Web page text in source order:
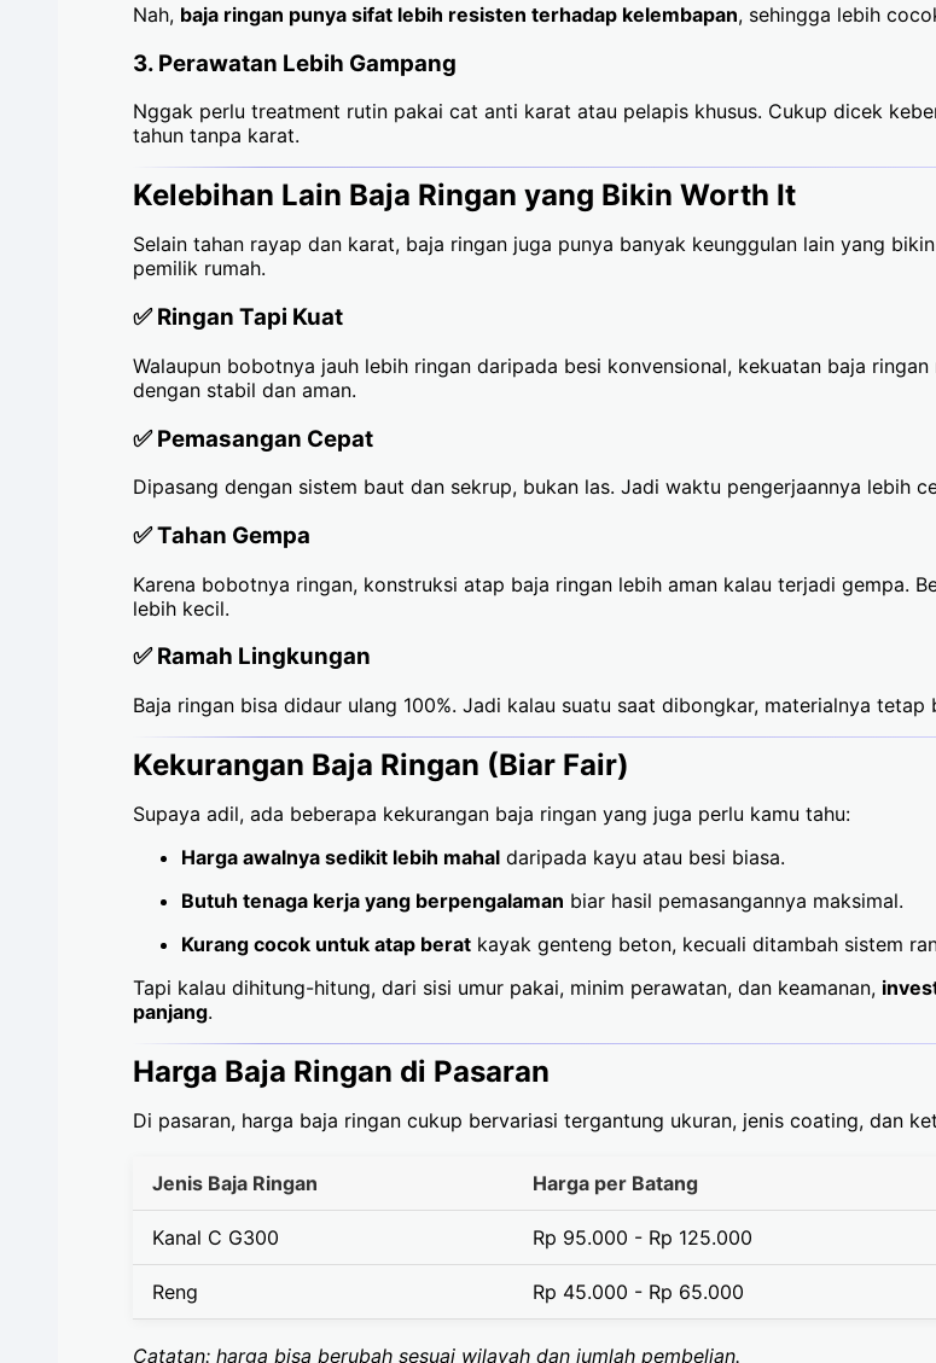
Nah, baja ringan punya sifat lebih resisten terhadap kelembapan, sehingga lebih
3. Perawatan Lebih Gampang
Nggak perlu treatment rutin pakai cat anti karat atau pelapis khusus. Cukup dicek
tahun tanpa karat.
Kelebihan Lain Baja Ringan yang Bikin Worth It
Selain tahan rayap dan karat, baja ringan juga punya banyak keunggulan lain yang
pemilik rumah.
✅Ringan Tapi Kuat
Walaupun bobotnya jauh lebih ringan daripada besi konvensional, kekuatan baja
dengan stabil dan aman.
✅Pemasangan Cepat
Dipasang dengan sistem baut dan sekrup, bukan las. Jadi waktu pengerjaannya lebih
✅Tahan Gempa
Karena bobotnya ringan, konstruksi atap baja ringan lebih aman kalau terjadi gempa.
lebih kecil.
✅Ramah Lingkungan
Baja ringan bisa didaur ulang 100%. Jadi kalau suatu saat dibongkar, materialnya
Kekurangan Baja Ringan (Biar Fair)
Supaya adil, ada beberapa kekurangan baja ringan yang juga perlu kamu tahu:
Harga awalnya sedikit lebih mahal daripada kayu atau besi biasa.
Butuh tenaga kerja yang berpengalaman biar hasil pemasangannya maksimal.
Kurang cocok untuk atap berat kayak genteng beton, kecuali ditambah sistem
Tapi kalau dihitung-hitung, dari sisi umur pakai, minim perawatan, dan keamanan,
panjang.
Harga Baja Ringan di Pasaran
Di pasaran, harga baja ringan cukup bervariasi tergantung ukuran, jenis coating, dan
Jenis Baja Ringan Harga per Batang
Kanal C G300 Rp 95.000 - Rp 125.000
Reng Rp 45.000 - Rp 65.000
Catatan: harga bisa berubah sesuai wilayah dan jumlah pembelian.